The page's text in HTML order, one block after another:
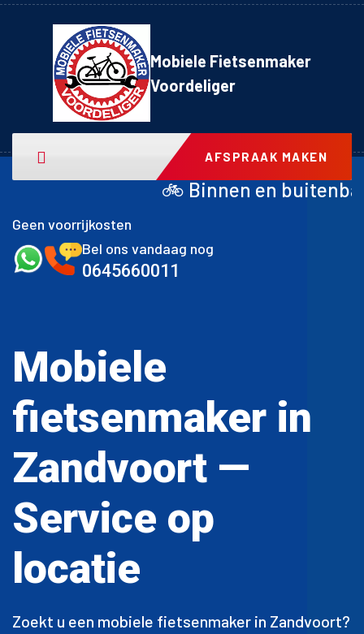
Mobiele Fietsenmaker
Voordeliger
AFSPRAAK MAKEN
🚲 Binnen en buitenband achter
Geen voorrijkosten
Bel ons vandaag nog
0645660011
Mobiele
fietsenmaker in
Zandvoort —
Service op
locatie
Zoekt u een mobiele fietsenmaker in Zandvoort?